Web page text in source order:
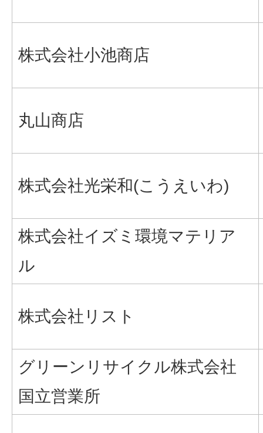
株式会社小池商店
丸山商店
株式会社光栄和(こうえいわ)
株式会社イズミ環境マテリア
ル
株式会社リスト
グリーンリサイクル株式会社
国立営業所